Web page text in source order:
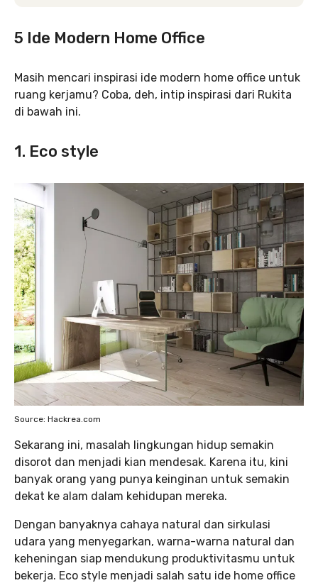
5 Ide Modern Home Office
Masih mencari inspirasi ide modern home office untuk
ruang kerjamu? Coba, deh, intip inspirasi dari Rukita
di bawah ini.
1. Eco style
Source: Hackrea.com
Sekarang ini, masalah lingkungan hidup semakin
disorot dan menjadi kian mendesak. Karena itu, kini
banyak orang yang punya keinginan untuk semakin
dekat ke alam dalam kehidupan mereka.
Dengan banyaknya cahaya natural dan sirkulasi
udara yang menyegarkan, warna-warna natural dan
keheningan siap mendukung produktivitasmu untuk
bekerja. Eco style menjadi salah satu ide home office